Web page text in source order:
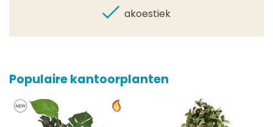
akoestiek
Populaire kantoorplanten